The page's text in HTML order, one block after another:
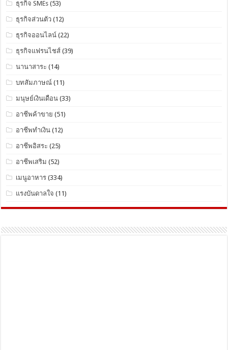
ธุรกิจ SMEs (53)
ธุรกิจส่วนตัว (12)
ธุรกิจออนไลน์ (22)
ธุรกิจแฟรนไชส์ (39)
นานาสาระ (14)
บทสัมภาษณ์ (11)
มนุษย์เงินเดือน (33)
อาชีพค้าขาย (51)
อาชีพทำเงิน (12)
อาชีพอิสระ (25)
อาชีพเสริม (52)
เมนูอาหาร (334)
แรงบันดาลใจ (11)